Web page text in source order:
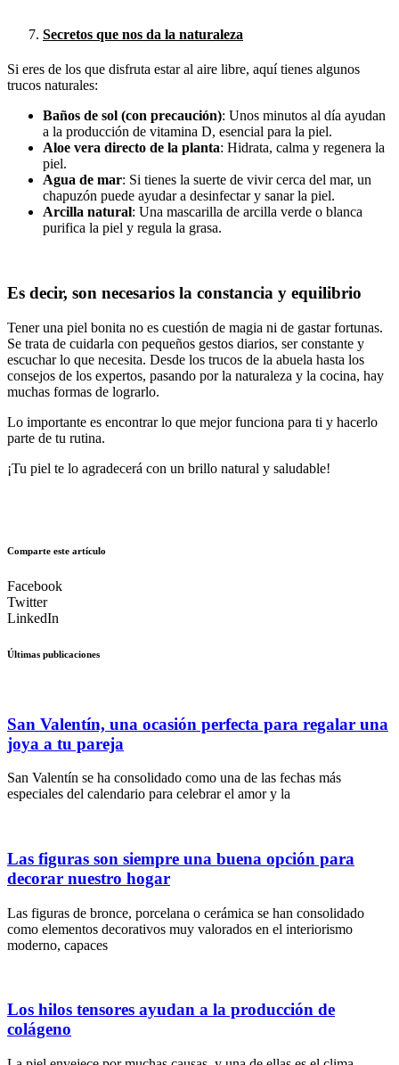
Secretos que nos da la naturaleza
Si eres de los que disfruta estar al aire libre, aquí tienes algunos
trucos naturales:
Baños de sol (con precaución): Unos minutos al día ayudan
a la producción de vitamina D, esencial para la piel.
Aloe vera directo de la planta: Hidrata, calma y regenera la
piel.
Agua de mar: Si tienes la suerte de vivir cerca del mar, un
chapuzón puede ayudar a desinfectar y sanar la piel.
Arcilla natural: Una mascarilla de arcilla verde o blanca
purifica la piel y regula la grasa.
Es decir, son necesarios la constancia y equilibrio
Tener una piel bonita no es cuestión de magia ni de gastar fortunas.
Se trata de cuidarla con pequeños gestos diarios, ser constante y
escuchar lo que necesita. Desde los trucos de la abuela hasta los
consejos de los expertos, pasando por la naturaleza y la cocina, hay
muchas formas de lograrlo.
Lo importante es encontrar lo que mejor funciona para ti y hacerlo
parte de tu rutina.
¡Tu piel te lo agradecerá con un brillo natural y saludable!
Comparte este artículo
Facebook
Twitter
LinkedIn
Últimas publicaciones
San Valentín, una ocasión perfecta para regalar una
joya a tu pareja
San Valentín se ha consolidado como una de las fechas más
especiales del calendario para celebrar el amor y la
Las figuras son siempre una buena opción para
decorar nuestro hogar
Las figuras de bronce, porcelana o cerámica se han consolidado
como elementos decorativos muy valorados en el interiorismo
moderno, capaces
Los hilos tensores ayudan a la producción de
colágeno